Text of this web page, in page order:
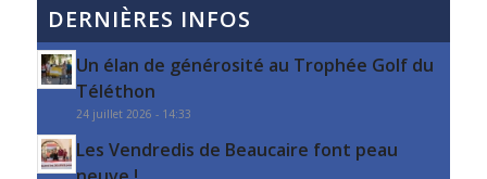
DERNIÈRES INFOS
Un élan de générosité au Trophée Golf du
Téléthon
24 juillet 2026 - 14:33
Les Vendredis de Beaucaire font peau